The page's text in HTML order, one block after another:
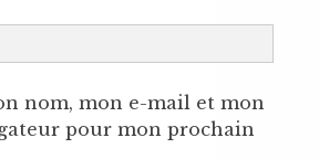
nom, mon e-mail et mon
pour mon prochain